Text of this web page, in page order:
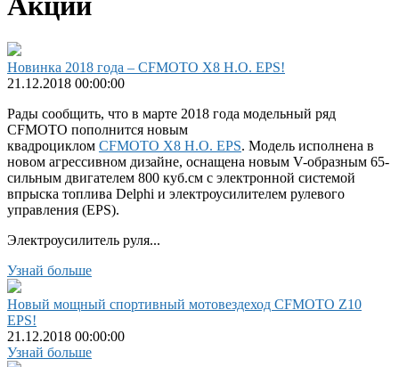
Новинка 2018 года – CFMOTO X8 H.O. EPS!
21.12.2018 00:00:00
Рады сообщить, что в марте 2018 года модельный ряд
CFMOTO пополнится новым
квадроциклом CFMOTO X8 H.O. EPS. Модель исполнена в
новом агрессивном дизайне, оснащена новым V-образным 65-
сильным двигателем 800 куб.см с электронной системой
впрыска топлива Delphi и электроусилителем рулевого
управления (EPS).
Электроусилитель руля...
Узнай больше
Новый мощный спортивный мотовездеход CFMOTO Z10
EPS!
21.12.2018 00:00:00
Узнай больше